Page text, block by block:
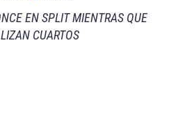
EN SPLIT MIENTRAS QUE
CUARTOS